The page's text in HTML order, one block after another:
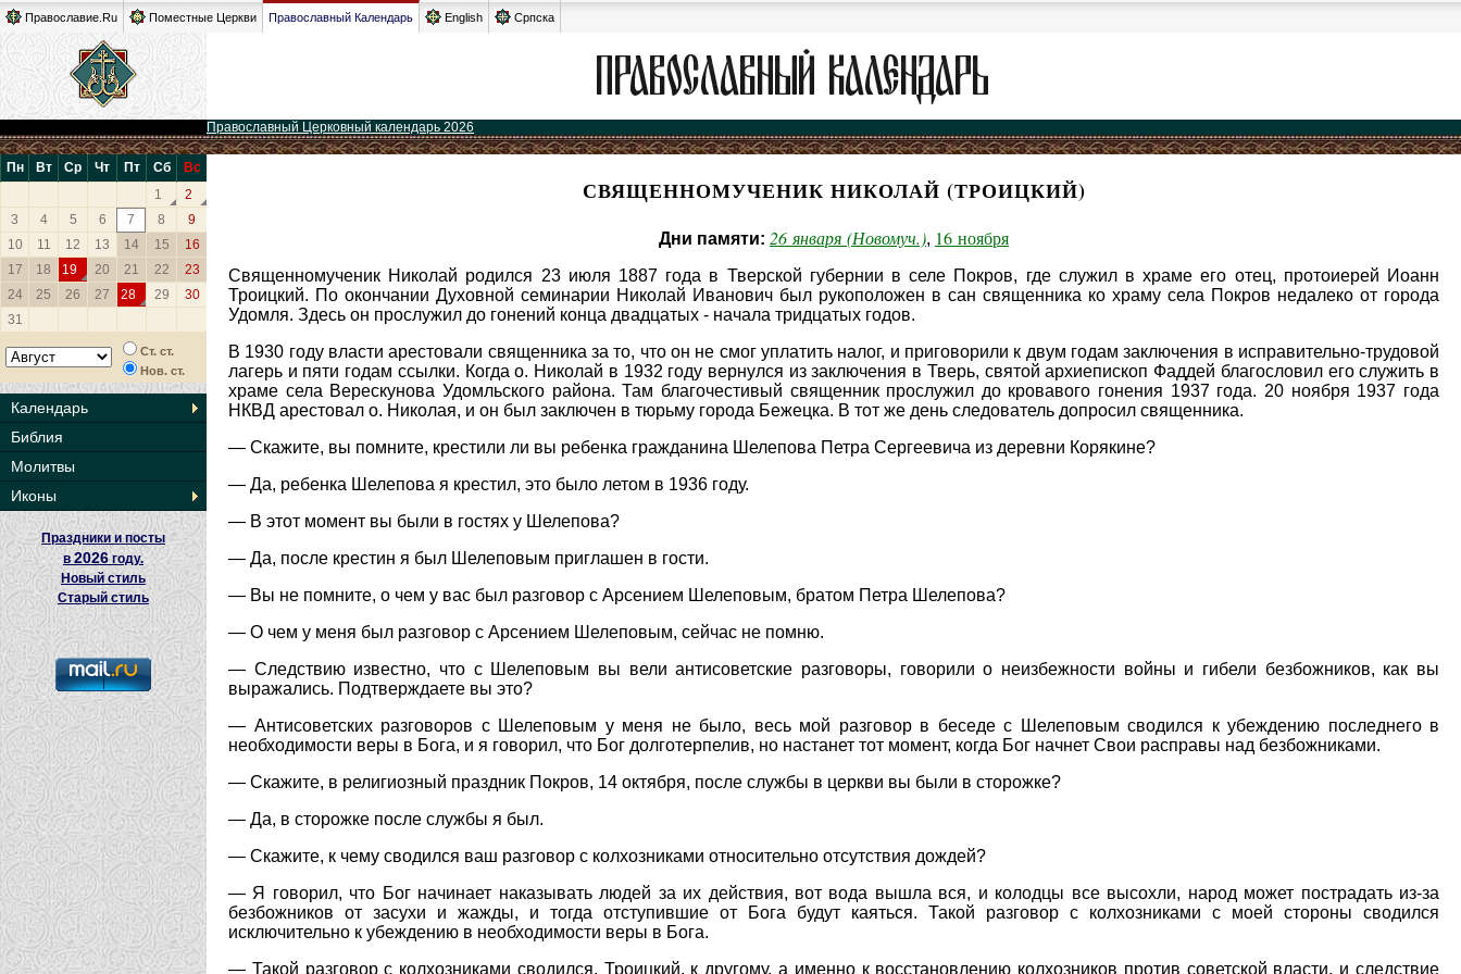
Православие.Ru Поместные Церкви Православный Календарь English Српска
Православный Церковный календарь 2026
Пн Вт Ср Чт Пт Сб
Вс
1
2
3
4 5 6 7 8
9
10
11 12 13 14 15
16
17
18 19 20 21 22
23
24
25 26 27 28 29
30
31
Ст. ст.
Нов. ст.
Календарь
Библия
Молитвы
Иконы
Праздники и посты
в 2026 году.
Новый стиль
Старый стиль
СВЯЩЕННОМУЧЕНИК НИКОЛАЙ (ТРОИЦКИЙ)
Дни памяти: 26 января (Новомуч.), 16 ноября
Священномученик Николай родился 23 июля 1887 года в Тверской губернии в селе Покров, где служил в храме его отец, протоиерей Иоанн
Троицкий. По окончании Духовной семинарии Николай Иванович был рукоположен в сан священника ко храму села Покров недалеко от города
Удомля. Здесь он прослужил до гонений конца двадцатых - начала тридцатых годов.
В 1930 году власти арестовали священника за то, что он не смог уплатить налог, и приговорили к двум годам заключения в исправительно-трудовой
лагерь и пяти годам ссылки. Когда о. Николай в 1932 году вернулся из заключения в Тверь, святой архиепископ Фаддей благословил его служить в
храме села Верескунова Удомльского района. Там благочестивый священник прослужил до кровавого гонения 1937 года. 20 ноября 1937 года
НКВД арестовал о. Николая, и он был заключен в тюрьму города Бежецка. В тот же день следователь допросил священника.
— Скажите, вы помните, крестили ли вы ребенка гражданина Шелепова Петра Сергеевича из деревни Корякине?
— Да, ребенка Шелепова я крестил, это было летом в 1936 году.
— В этот момент вы были в гостях у Шелепова?
— Да, после крестин я был Шелеповым приглашен в гости.
— Вы не помните, о чем у вас был разговор с Арсением Шелеповым, братом Петра Шелепова?
— О чем у меня был разговор с Арсением Шелеповым, сейчас не помню.
— Следствию известно, что с Шелеповым вы вели антисоветские разговоры, говорили о неизбежности войны и гибели безбожников, как вы
выражались. Подтверждаете вы это?
— Антисоветских разговоров с Шелеповым у меня не было, весь мой разговор в беседе с Шелеповым сводился к убеждению последнего в
необходимости веры в Бога, и я говорил, что Бог долготерпелив, но настанет тот момент, когда Бог начнет Свои расправы над безбожниками.
— Скажите, в религиозный праздник Покров, 14 октября, после службы в церкви вы были в сторожке?
— Да, в сторожке после службы я был.
— Скажите, к чему сводился ваш разговор с колхозниками относительно отсутствия дождей?
— Я говорил, что Бог начинает наказывать людей за их действия, вот вода вышла вся, и колодцы все высохли, народ может пострадать из-за
безбожников от засухи и жажды, и тогда отступившие от Бога будут каяться. Такой разговор с колхозниками с моей стороны сводился
исключительно к убеждению в необходимости веры в Бога.
— Такой разговор с колхозниками сводился, Троицкий, к другому, а именно к восстановлению колхозников против советской власти, и следствие